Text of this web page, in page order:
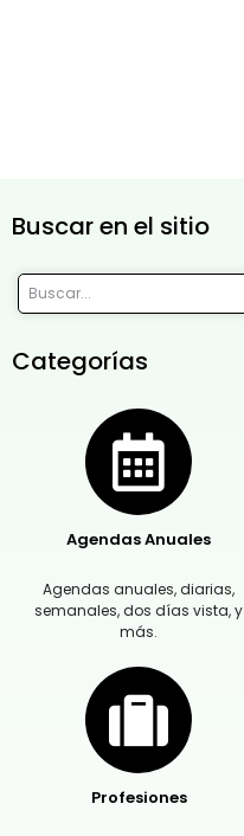
Buscar en el sitio
Categorías
Agendas Anuales
Agendas anuales, diarias,
semanales, dos días vista, y
más.
Profesiones